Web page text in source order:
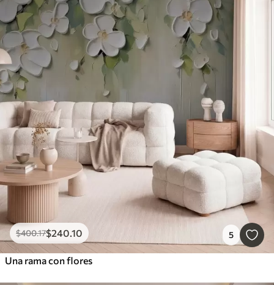
$400.17$240.10 5
Una rama con flores